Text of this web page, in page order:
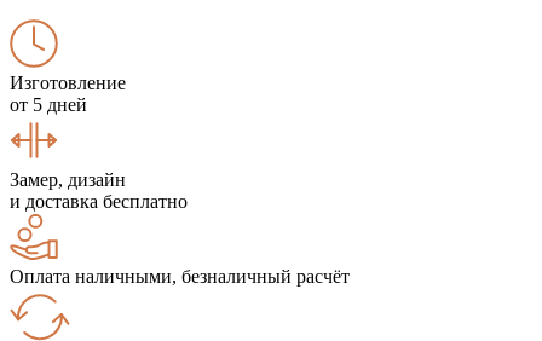
Изготовление
от 5 дней
Замер, дизайн
и доставка бесплатно
Оплата наличными, безналичный расчёт